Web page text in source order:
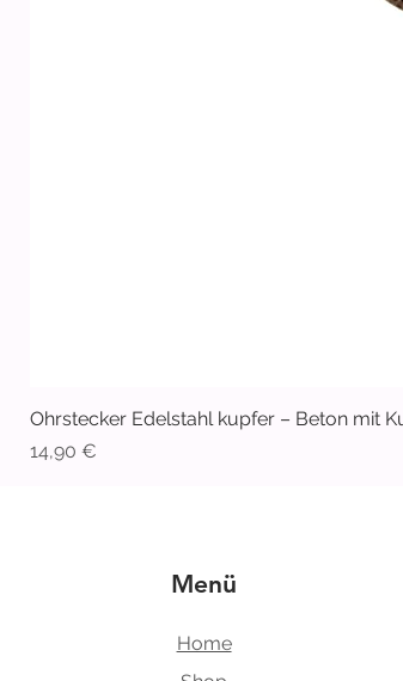
Ohrstecker Edelstahl kupfer – Beton mit
Preis
14,90 €
Menü
Home